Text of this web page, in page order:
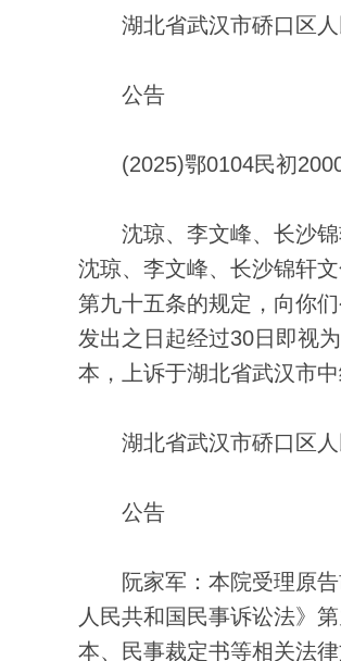
湖北省武汉市硚口区人
公告
(2025)鄂0104民初
沈琼、李文峰、长沙锦
沈琼、李文峰、长沙锦轩
第九十五条的规定，向你
发出之日起经过30日即视
本，上诉于湖北省武汉市
湖北省武汉市硚口区人
公告
阮家军：本院受理原告
人民共和国民事诉讼法》
本、民事裁定书等相关法